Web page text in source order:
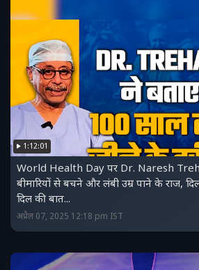
1:12:01
World Health Day पर Dr. Naresh
बीमारियों से बचने और लंबी उम्र पाने के राज,
दिल की बात...
अप्रैल 07, 2025 12:18 pm IST